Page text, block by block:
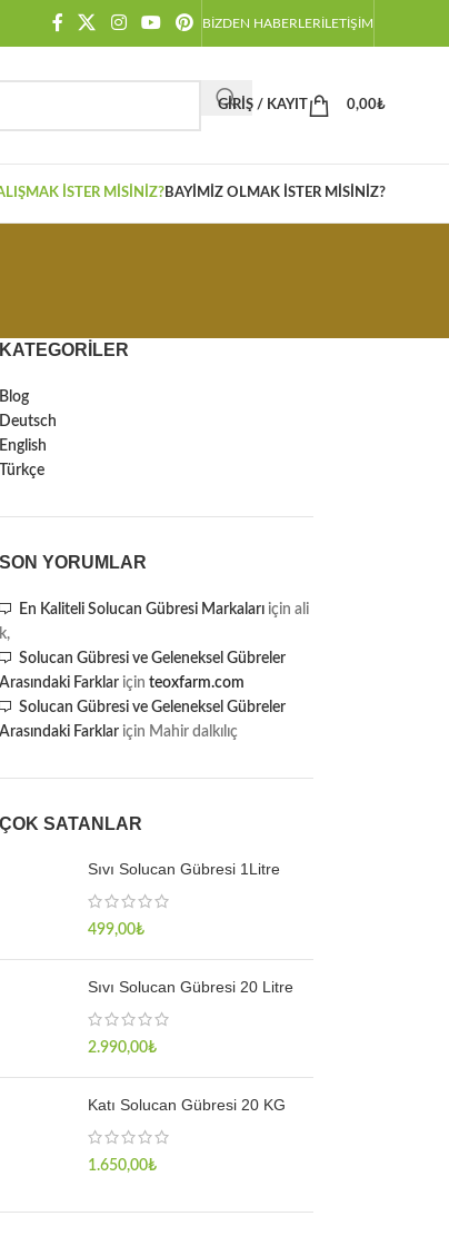
BIZDEN HABERLERİLETIŞIM
GIRIŞ / KAYIT 0,00₺
İSTER MISINIZ?BAYIMIZ OLMAK İSTER MISINIZ?
KATEGORILER
Blog
Deutsch
English
Türkçe
SON YORUMLAR
En Kaliteli Solucan Gübresi Markalarıiçin ali
k,
Solucan Gübresi ve Geleneksel Gübreler
Arasındaki Farklariçin teoxfarm.com
Solucan Gübresi ve Geleneksel Gübreler
Arasındaki Farklariçin Mahir dalkılıç
ÇOK SATANLAR
Sıvı Solucan Gübresi 1Litre
499,00₺
Sıvı Solucan Gübresi 20 Litre
2.990,00₺
Katı Solucan Gübresi 20 KG
1.650,00₺